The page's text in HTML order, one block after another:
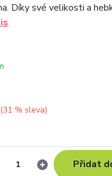
Díky své velikosti a
31 % sleva)
Přidat